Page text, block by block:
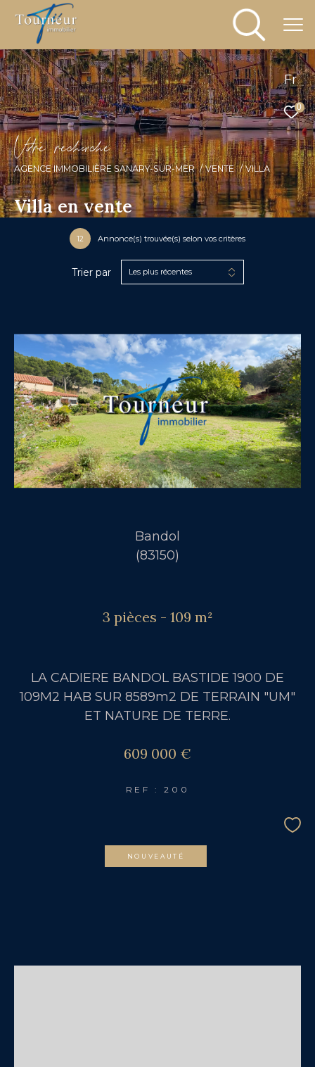
Fr
0
Vore recece
AGENCE IMMOBILIÈRE SANARY-SUR-MER VENTE VILLA
Villa en vente
12 Annonce(s) trouvée(s) selon vos critères
Trier par Les plus récentes
Bandol
(83150)
3 pièces - 109 m²
LA CADIERE BANDOL BASTIDE 1900 DE
109M2 HAB SUR 8589m2 DE TERRAIN "UM"
ET NATURE DE TERRE.
609 000 €
REF : 200
NOUVEAUTÉ